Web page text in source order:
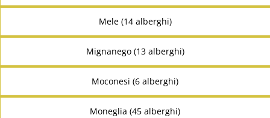
Mele (14 alberghi)
Mignanego (13 alberghi)
Moconesi (6 alberghi)
Moneglia (45 alberghi)